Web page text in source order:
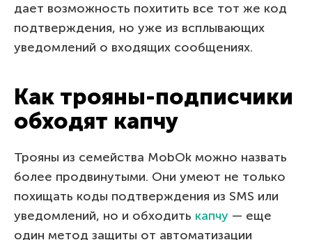
дает возможность похитить все тот же код
подтверждения, но уже из всплывающих
уведомлений о входящих сообщениях.
Как трояны-подписчики
обходят капчу
Трояны из семейства MobOk можно назвать
более продвинутыми. Они умеют не только
похищать коды подтверждения из SMS или
уведомлений, но и обходить капчу — еще
один метод защиты от автоматизации